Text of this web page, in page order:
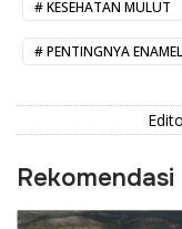
KESEHATAN MULUT
PENTINGNYA
Rekomendasi